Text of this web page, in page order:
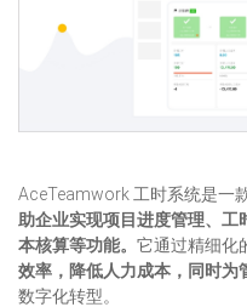
AceTeamwork 工时系统是一
助企业实现项目进度管理、
本核算等功能。 它通过精细化
效率，降低人力成本，同时为
数字化转型。